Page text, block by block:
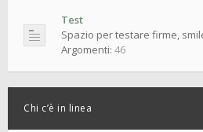
Test
Spazio per testare firme,
Argomenti: 46
Chi c’è in linea